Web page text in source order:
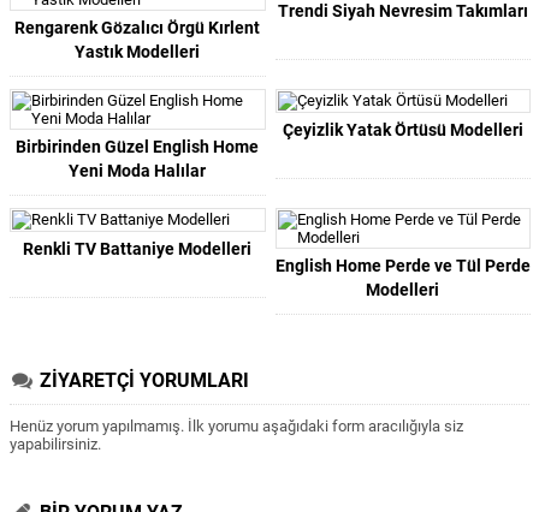
Rengarenk Gözalıcı Örgü Kırlent
Yastık Modelleri
Trendi Siyah Nevresim Takımları
Birbirinden Güzel English Home
Yeni Moda Halılar
Çeyizlik Yatak Örtüsü Modelleri
Renkli TV Battaniye Modelleri
English Home Perde ve Tül Perde
Modelleri
ZİYARETÇİ YORUMLARI
Henüz yorum yapılmamış. İlk yorumu aşağıdaki form aracılığıyla siz
yapabilirsiniz.